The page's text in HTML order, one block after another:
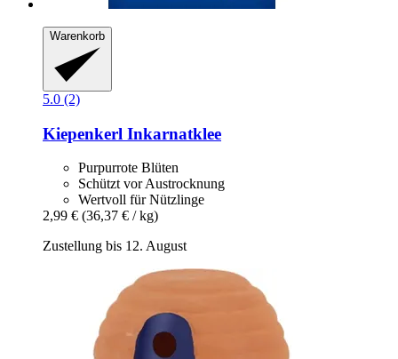
Warenkorb
5.0 (2)
Kiepenkerl Inkarnatklee
Purpurrote Blüten
Schützt vor Austrocknung
Wertvoll für Nützlinge
2,99 € (36,37 € / kg)
Zustellung bis 12. August